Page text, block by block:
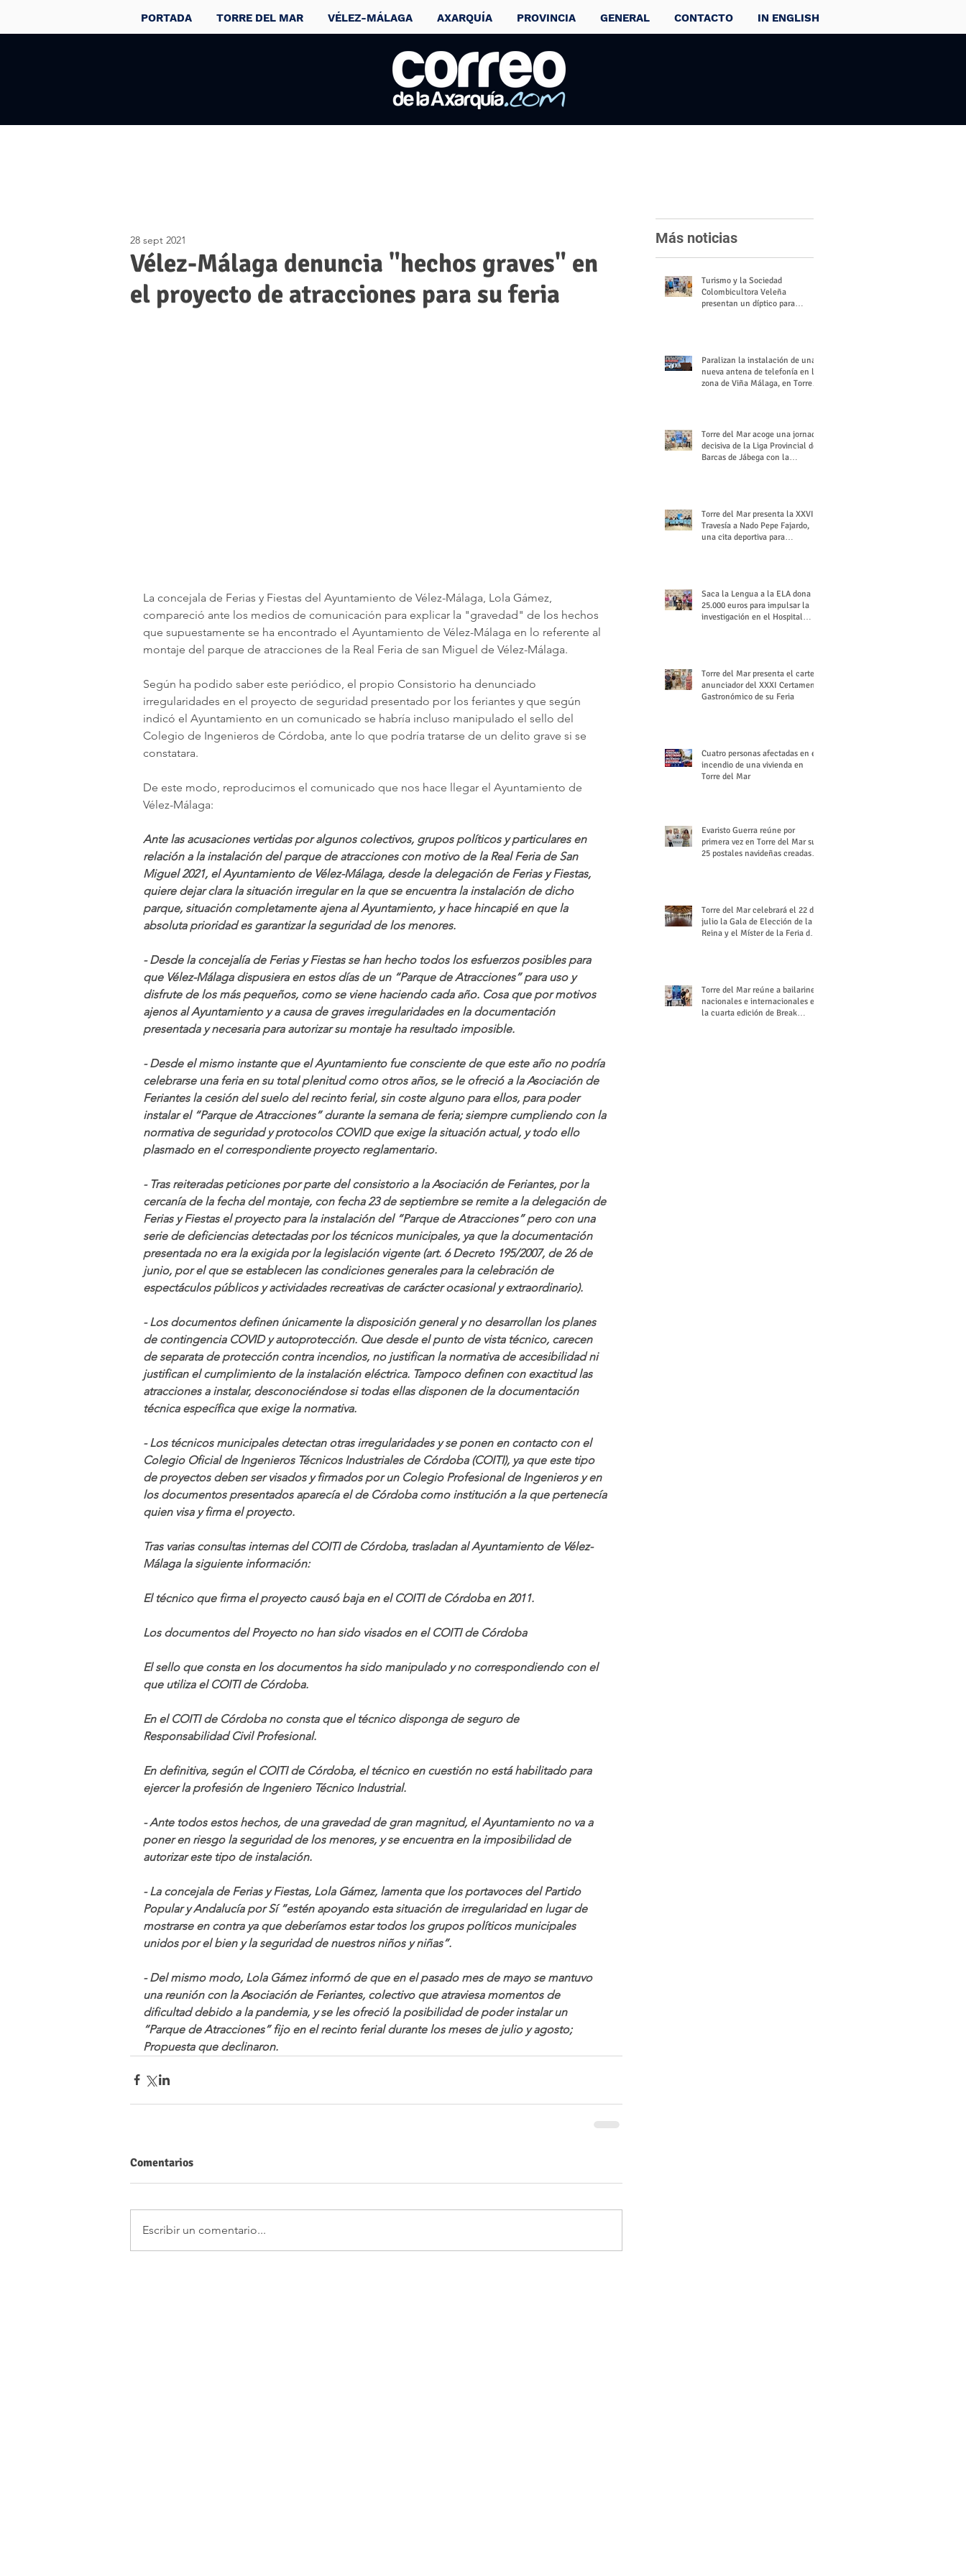
PORTADA TORRE DEL MAR VÉLEZ-MÁLAGA AXARQUÍA PROVINCIA GENERAL CONTACTO IN ENGLISH
Vélez-Málaga denuncia "hechos graves" en
el proyecto de atracciones para su feria
28 sept 2021
La concejala de Ferias y Fiestas del Ayuntamiento de Vélez-Málaga, Lola Gámez,
compareció ante los medios de comunicación para explicar la "gravedad" de los hechos
que supuestamente se ha encontrado el Ayuntamiento de Vélez-Málaga en lo referente al
montaje del parque de atracciones de la Real Feria de san Miguel de Vélez-Málaga.
Según ha podido saber este periódico, el propio Consistorio ha denunciado
irregularidades en el proyecto de seguridad presentado por los feriantes y que según
indicó el Ayuntamiento en un comunicado se habría incluso manipulado el sello del
Colegio de Ingenieros de Córdoba, ante lo que podría tratarse de un delito grave si se
constatara.
De este modo, reproducimos el comunicado que nos hace llegar el Ayuntamiento de
Vélez-Málaga:
Ante las acusaciones vertidas por algunos colectivos, grupos políticos y particulares en
relación a la instalación del parque de atracciones con motivo de la Real Feria de San
Miguel 2021, el Ayuntamiento de Vélez-Málaga, desde la delegación de Ferias y Fiestas,
quiere dejar clara la situación irregular en la que se encuentra la instalación de dicho
parque, situación completamente ajena al Ayuntamiento, y hace hincapié en que la
absoluta prioridad es garantizar la seguridad de los menores.
- Desde la concejalía de Ferias y Fiestas se han hecho todos los esfuerzos posibles para
que Vélez-Málaga dispusiera en estos días de un “Parque de Atracciones” para uso y
disfrute de los más pequeños, como se viene haciendo cada año. Cosa que por motivos
ajenos al Ayuntamiento y a causa de graves irregularidades en la documentación
presentada y necesaria para autorizar su montaje ha resultado imposible.
- Desde el mismo instante que el Ayuntamiento fue consciente de que este año no podría
celebrarse una feria en su total plenitud como otros años, se le ofreció a la Asociación de
Feriantes la cesión del suelo del recinto ferial, sin coste alguno para ellos, para poder
instalar el “Parque de Atracciones” durante la semana de feria; siempre cumpliendo con la
normativa de seguridad y protocolos COVID que exige la situación actual, y todo ello
plasmado en el correspondiente proyecto reglamentario.
- Tras reiteradas peticiones por parte del consistorio a la Asociación de Feriantes, por la
cercanía de la fecha del montaje, con fecha 23 de septiembre se remite a la delegación de
Ferias y Fiestas el proyecto para la instalación del “Parque de Atracciones” pero con una
serie de deficiencias detectadas por los técnicos municipales, ya que la documentación
presentada no era la exigida por la legislación vigente (art. 6 Decreto 195/2007, de 26 de
junio, por el que se establecen las condiciones generales para la celebración de
espectáculos públicos y actividades recreativas de carácter ocasional y extraordinario).
- Los documentos definen únicamente la disposición general y no desarrollan los planes
de contingencia COVID y autoprotección. Que desde el punto de vista técnico, carecen
de separata de protección contra incendios, no justifican la normativa de accesibilidad ni
justifican el cumplimiento de la instalación eléctrica. Tampoco definen con exactitud las
atracciones a instalar, desconociéndose si todas ellas disponen de la documentación
técnica específica que exige la normativa.
- Los técnicos municipales detectan otras irregularidades y se ponen en contacto con el
Colegio Oficial de Ingenieros Técnicos Industriales de Córdoba (COITI), ya que este tipo
de proyectos deben ser visados y firmados por un Colegio Profesional de Ingenieros y en
los documentos presentados aparecía el de Córdoba como institución a la que pertenecía
quien visa y firma el proyecto.
Tras varias consultas internas del COITI de Córdoba, trasladan al Ayuntamiento de Vélez-
Málaga la siguiente información:
El técnico que firma el proyecto causó baja en el COITI de Córdoba en 2011.
Los documentos del Proyecto no han sido visados en el COITI de Córdoba
El sello que consta en los documentos ha sido manipulado y no correspondiendo con el
que utiliza el COITI de Córdoba.
En el COITI de Córdoba no consta que el técnico disponga de seguro de
Responsabilidad Civil Profesional.
En definitiva, según el COITI de Córdoba, el técnico en cuestión no está habilitado para
ejercer la profesión de Ingeniero Técnico Industrial.
- Ante todos estos hechos, de una gravedad de gran magnitud, el Ayuntamiento no va a
poner en riesgo la seguridad de los menores, y se encuentra en la imposibilidad de
autorizar este tipo de instalación.
- La concejala de Ferias y Fiestas, Lola Gámez, lamenta que los portavoces del Partido
Popular y Andalucía por Sí “estén apoyando esta situación de irregularidad en lugar de
mostrarse en contra ya que deberíamos estar todos los grupos políticos municipales
unidos por el bien y la seguridad de nuestros niños y niñas”.
- Del mismo modo, Lola Gámez informó de que en el pasado mes de mayo se mantuvo
una reunión con la Asociación de Feriantes, colectivo que atraviesa momentos de
dificultad debido a la pandemia, y se les ofreció la posibilidad de poder instalar un
“Parque de Atracciones” fijo en el recinto ferial durante los meses de julio y agosto;
Propuesta que declinaron.
Comentarios
Escribir un comentario...
Más noticias
Turismo y la Sociedad
Colombicultora Veleña
presentan un díptico para
Paralizan la instalación de una
nueva antena de telefonía en la
zona de Viña Málaga, en Torre
Torre del Mar acoge una jornada
decisiva de la Liga Provincial de
Barcas de Jábega con la
Torre del Mar presenta la XXVI
Travesía a Nado Pepe Fajardo,
una cita deportiva para
Saca la Lengua a la ELA dona
25.000 euros para impulsar la
investigación en el Hospital
Torre del Mar presenta el cartel
anunciador del XXXI Certamen
Gastronómico de su Feria
Cuatro personas afectadas en el
incendio de una vivienda en
Torre del Mar
Evaristo Guerra reúne por
primera vez en Torre del Mar sus
25 postales navideñas creadas
Torre del Mar celebrará el 22 de
julio la Gala de Elección de la
Reina y el Míster de la Feria de
Torre del Mar reúne a bailarines
nacionales e internacionales en
la cuarta edición de Break